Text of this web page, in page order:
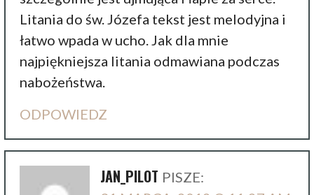
Litania do św. Józefa tekst jest melodyjna i
łatwo wpada w ucho. Jak dla mnie
najpiękniejsza litania odmawiana podczas
nabożeństwa.
ODPOWIEDZ
JAN_PILOT PISZE: